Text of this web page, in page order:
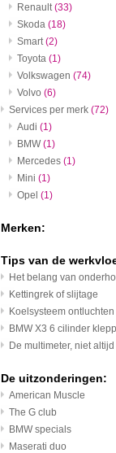
Renault(33)
Skoda (18)
Smart(2)
Toyota (1)
Volkswagen (74)
Volvo (6)
Services per merk (72)
Audi (1)
BMW (1)
Mercedes (1)
Mini (1)
Opel (1)
Merken:
Tips van de
Het belang van
Kettingrek of slijtage
Koelsysteem
BMW X3 6 cilinder
De multimeter, niet
De uitzonderingen:
American Muscle
The G club
BMW specials
Maserati duo